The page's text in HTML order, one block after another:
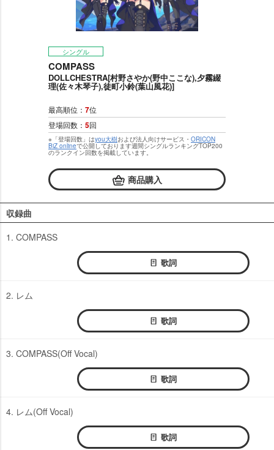
シングル
COMPASS
DOLLCHESTRA[村野さやか(野中ここな),夕霧綴
理(佐々木琴子),徒町小鈴(葉山風花)]
最高順位： 7位
登場回数： 5回
※「登場回数」はyou大樹および法人向けサービス・ ORICON
BiZ onlineで公開しております週間シングルランキングTOP200
のランクイン回数を掲載しています。
商品購入
収録曲
1. COMPASS
歌詞
2. レム
歌詞
3. COMPASS(Off Vocal)
歌詞
4. レム(Off Vocal)
歌詞